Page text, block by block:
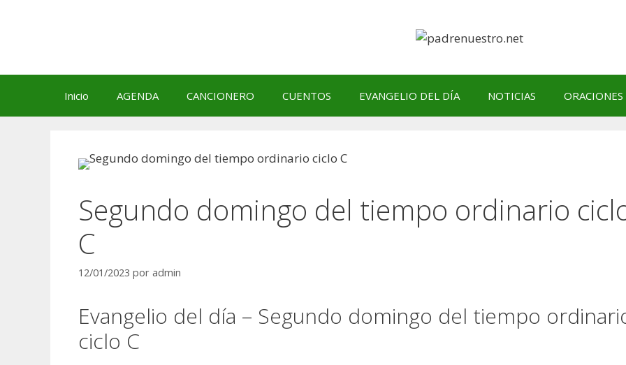
Inicio AGENDA CANCIONERO CUENTOS EVANGELIO DEL DÍA NOTICIAS ORACIONES
Segundo domingo del tiempo ordinario
C
12/01/2023 por admin
Evangelio del día – Segundo domingo del tiempo
ciclo C